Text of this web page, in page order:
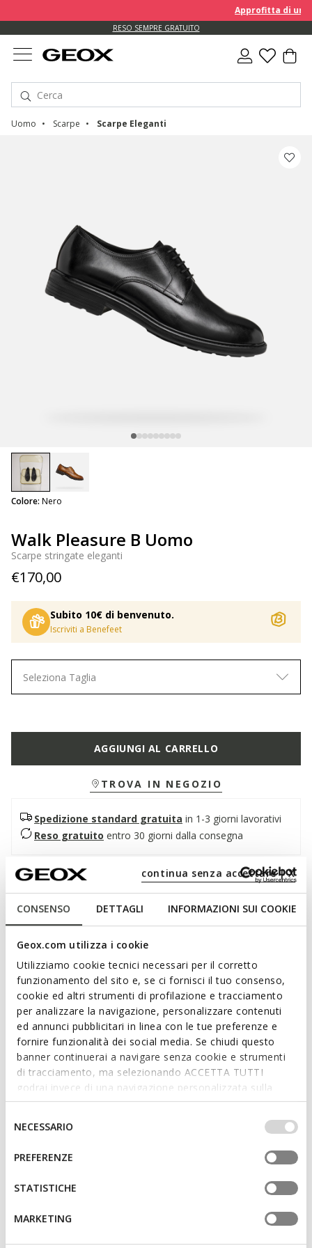
CONSENSO DETTAGLI INFORMAZIONI SUI COOKIE
Geox.com utilizza i cookie
Utilizziamo cookie tecnici necessari per il corretto
funzionamento del sito e, se ci fornisci il tuo consenso,
cookie ed altri strumenti di profilazione e tracciamento
per analizzare la navigazione, personalizzare contenuti
ed annunci pubblicitari in linea con le tue preferenze e
fornire funzionalità dei social media. Se chiudi questo
banner continuerai a navigare senza cookie e strumenti
di tracciamento, ma selezionando ACCETTA TUTTI
godrai invece di una navigazione personalizzata sulla
base dei tuoi gusti ed interessi. Selezionando
IMPOSTAZIONI potrai anche scegliere quali cookies ed
altri strumenti di tracciamento autorizzare. Per maggiori
informazioni o per modificare in qualsiasi momento le
tue impostazioni, visita la nostra
del
consenso
NECESSARIO
PREFERENZE
STATISTICHE
MARKETING
continua senza accettare | X
Approfitta di un
RESO SEMPRE GRATUITO
Uomo Scarpe Scarpe Eleganti
Walk Pleasure B Uomo
Scarpe stringate eleganti
€170,00
Subito 10€ di benvenuto.
Iscriviti a Benefeet
Colore: Nero
selected
Seleziona Taglia
AGGIUNGI AL CARRELLO
TROVA IN NEGOZIO
Spedizione standard gratuita in 1-3 giorni lavorativi
Reso gratuito entro 30 giorni dalla consegna
Descrizione
Scarpa uomo super ammortizzata e traspirante, autentico
liscia dal design contemporaneo. Walk Pleasure B è adatta
sia per le occasioni speciali che per i business look.
CODICE PRODOTTO:U657KA00043C9999
Caratteristiche
Ammortizzazione potenziata, grazie allo Zero Shock
System
Chiusura con lacci
Tecnologie